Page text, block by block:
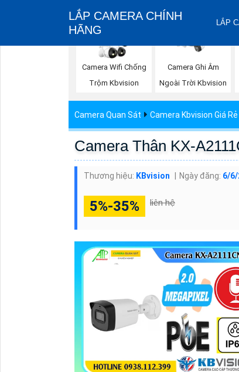
LẮP CAMERA CHÍNH
HÃNG
LẮP
Camera Wifi Chống
Trộm Kbvision
Camera Ghi Âm
Ngoài Trời Kbvision
Camera Quan Sát Camera Kbvision Giá Rẻ
Camera Thân KX-
Thương hiệu: KBvision Ngày đăng: 6/6/
5%-35% liên hệ